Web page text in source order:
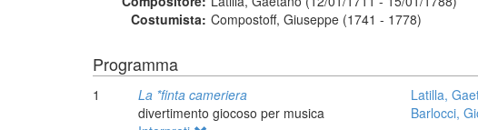
Costumista: Compostoff, Giuseppe (1741 - 1778)
Programma
1
La *finta cameriera
divertimento giocoso per musica
Latilla,
Barlocci,